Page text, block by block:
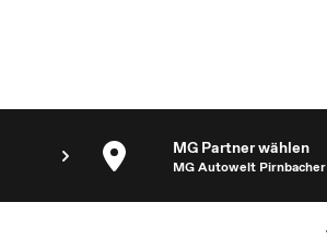
MG Partner wählen
MG Autowelt Pirnbacher